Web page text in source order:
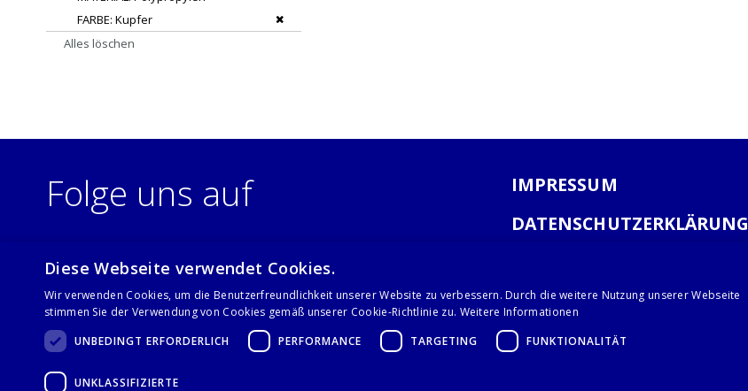
FARBE Kupfer
Dies entfernen
Alles löschen
Folge uns auf
IMPRESSUM
DATENSCHUTZERKLÄRUNG
Diese Webseite verwendet Cookies.
Wir verwenden Cookies, um die Benutzerfreundlichkeit unserer Website zu verbessern. Durch die weitere Nutzung unserer Webseite
stimmen Sie der Verwendung von Cookies gemäß unserer Cookie-Richtlinie zu. Weitere Informationen
UNBEDINGT ERFORDERLICH
PERFORMANCE TARGETING FUNKTIONALITÄT
UNKLASSIFIZIERTE